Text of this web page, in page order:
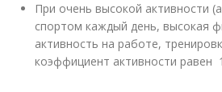
При очень высокой активности
спортом каждый день, высокая
активность на работе,
коэффициент активности равен